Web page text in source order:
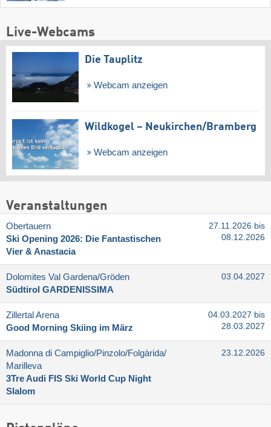
Live-Webcams
Die Tauplitz
Webcam anzeigen
Wildkogel – Neukirchen/​Bramberg
Webcam anzeigen
Veranstaltungen
Obertauern
Ski Opening 2026: Die Fantastischen
Vier & Anastacia
27.11.2026 bis
08.12.2026
Dolomites Val Gardena/​Gröden
Südtirol GARDENISSIMA
03.04.2027
Zillertal Arena
Good Morning Skiing im März
04.03.2027 bis
28.03.2027
Madonna di Campiglio/​Pinzolo/​Folgàrida/​
Marilleva
3Tre Audi FIS Ski World Cup Night
Slalom
23.12.2026